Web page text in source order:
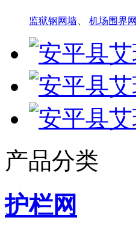
监狱钢网墙 机场围界网
产品分类
护栏网